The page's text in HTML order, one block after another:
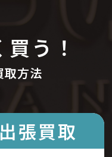
う！
取方法
張買取